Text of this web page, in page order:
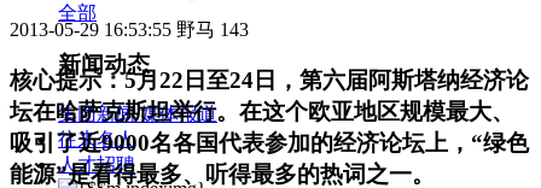
全部
新闻动态
集团新闻 媒体报道
往来名人
人才招聘
2013-05-29 16:53:55 野马 143
核心提示：5月22日至24日，第六届阿斯塔纳经济论
坛在哈萨克斯坦举行。在这个欧亚地区规模最大、
吸引了近9000名各国代表参加的经济论坛上，“绿色
能源”是看得最多、听得最多的热词之一。